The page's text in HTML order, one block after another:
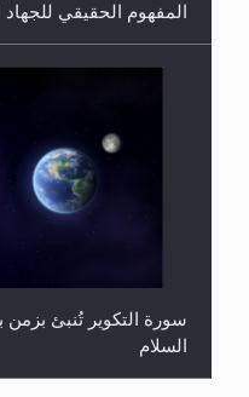
المفهوم الحقيقي للجهاد
سورة التكوير تُنبئ بزمن
السلام